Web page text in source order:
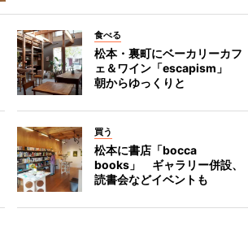
食べる
松本・裏町にベーカリーカフ
ェ＆ワイン「escapism」
朝からゆっくりと
買う
松本に書店「bocca
books」 ギャラリー併設、
読書会などイベントも